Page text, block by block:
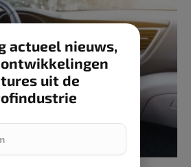
actueel nieuws,
uit de